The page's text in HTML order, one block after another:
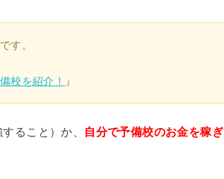
す。
校を紹介！ 』
ること）か、 自分で予備校のお金を稼ぎ